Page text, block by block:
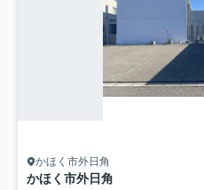
かほく市外日角
かほく市外日角